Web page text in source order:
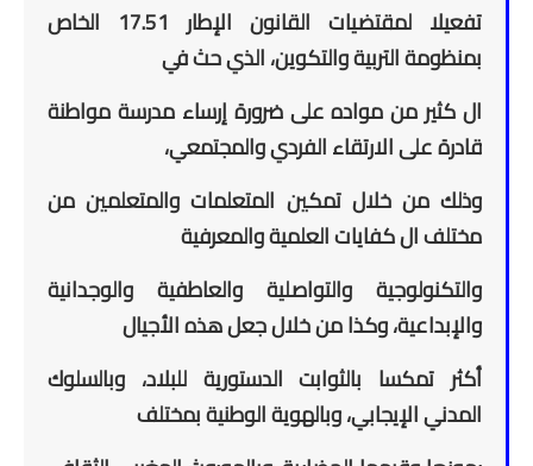
تفعيلا لمقتضيات القانون الإطار 17.51 الخاص
بمنظومة التربية والتكوين، الذي حث في
ال كثير من مواده على ضرورة إرساء مدرسة مواطنة
قادرة على الارتقاء الفردي والمجتمعي،
وذلك من خلال تمكين المتعلمات والمتعلمين من
مختلف ال كفايات العلمية والمعرفية
والتكنولوجية والتواصلية والعاطفية والوجدانية
والإبداعية، وكذا من خلال جعل هذه الأجيال
أكثر تمكسا بالثوابت الدستورية للبلاد، وبالسلوك
المدني الإيجابي، وبالهوية الوطنية بمختلف